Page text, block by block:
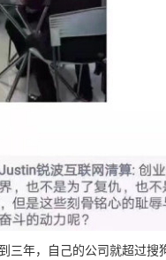
三年，自己的公司就超过搜